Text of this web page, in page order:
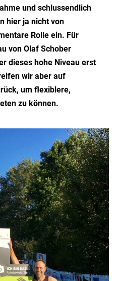
und schlussendlich
hier ja nicht von
Rolle ein. Für
von Olaf Schober
dieses hohe Niveau erst
wir aber auf
um flexiblere,
zu können.